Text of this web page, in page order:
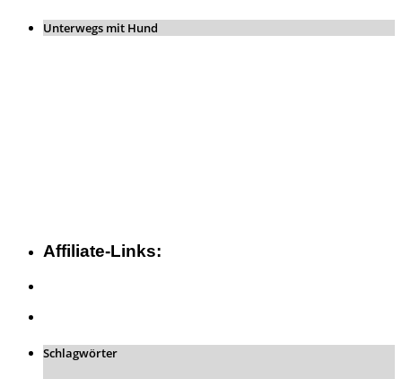
Unterwegs mit Hund
Affiliate-Links:
Schlagwörter